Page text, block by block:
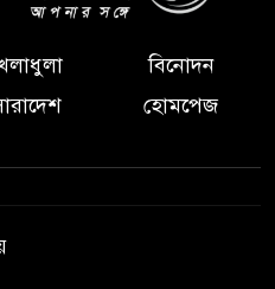
বিনোদন
হোমপেজ